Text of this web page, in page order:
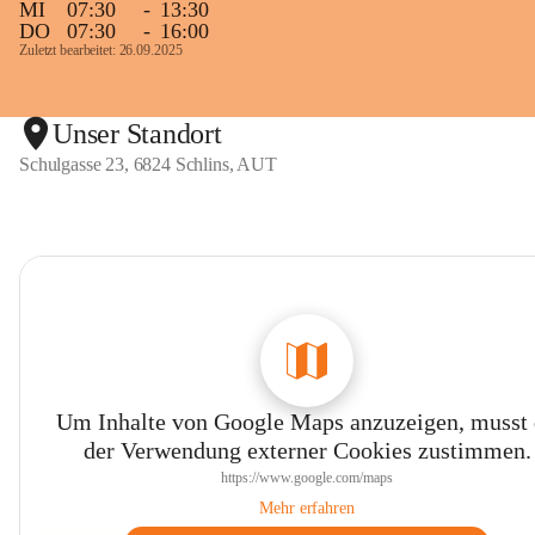
MI 07:30 - 13:30
DO
07:30 - 16:00
Zuletzt bearbeitet: 26.09.2025
Unser Standort
Schulgasse 23, 6824 Schlins, AUT
Um Inhalte von Google Maps anzuzeigen, musst
der Verwendung externer Cookies zustimmen.
https://www.google.com/maps
Mehr erfahren